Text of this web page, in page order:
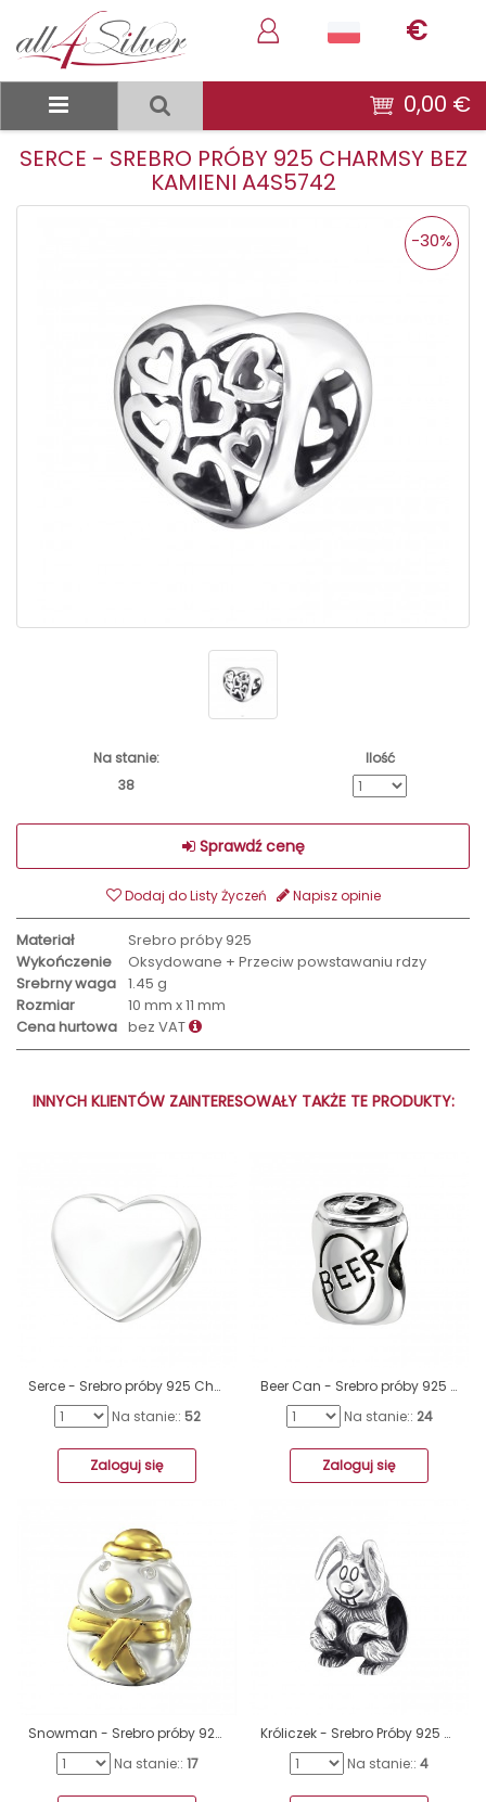
€
0,00 €
SERCE - SREBRO PRÓBY 925 CHARMSY BEZ
KAMIENI A4S5742
-30%
Na stanie:
38
Ilość
Sprawdź cenę
Dodaj do Listy Życzeń Napisz opinie
Materiał
Srebro próby 925
Wykończenie
Oksydowane + Przeciw powstawaniu rdzy
Srebrny waga 1.45 g
Rozmiar
10 mm x 11 mm
Cena hurtowa bez VAT
INNYCH KLIENTÓW ZAINTERESOWAŁY TAKŻE TE PRODUKTY:
Serce - Srebro próby 925 Charmsy bez kamieni A4S18932
Na stanie:: 52
Zaloguj się
Beer Can - Srebro próby 925 Charmsy bez kamieni A4S2859
Na stanie:: 24
Zaloguj się
Snowman - Srebro próby 925 Charmsy bez kamieni A4S14117
Na stanie:: 17
Króliczek - Srebro Próby 925 Charmsy Bez Kamieni A4S10225
Na stanie:: 4